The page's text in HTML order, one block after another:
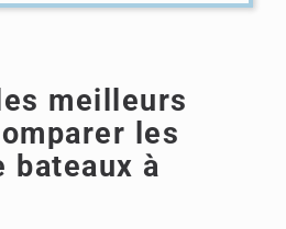
meilleurs
les
bateaux à